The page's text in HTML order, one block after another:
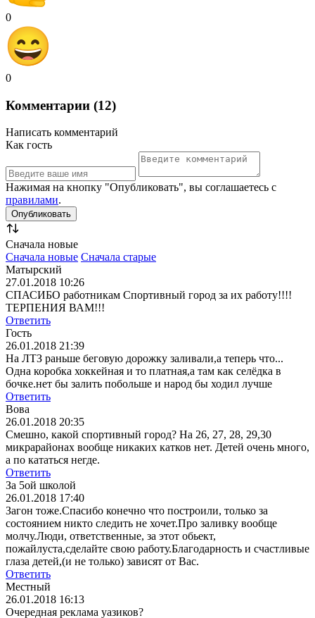
0
0
Комментарии (12)
Написать комментарий
Как гость
Нажимая на кнопку "Опубликовать", вы соглашаетесь с
правилами.
Сначала новые
Сначала новые Сначала старые
Матырский
27.01.2018 10:26
СПАСИБО работникам Спортивный город за их работу!!!!
ТЕРПЕНИЯ ВАМ!!!
Ответить
Гость
26.01.2018 21:39
На ЛТЗ раньше беговую дорожку заливали,а теперь что...
Одна коробка хоккейная и то платная,а там как селёдка в
бочке.нет бы залить побольше и народ бы ходил лучше
Ответить
Вова
26.01.2018 20:35
Смешно, какой спортивный город? На 26, 27, 28, 29,30
микрарайонах вообще никаких катков нет. Детей очень много,
а по кататься негде.
Ответить
За 5ой школой
26.01.2018 17:40
Загон тоже.Спасибо конечно что построили, только за
состоянием никто следить не хочет.Про заливку вообще
молчу.Люди, ответственные, за этот обьект,
пожайлуста,сделайте свою работу.Благодарность и счастливые
глаза детей,(и не только) зависят от Вас.
Ответить
Местный
26.01.2018 16:13
Очередная реклама уазиков?